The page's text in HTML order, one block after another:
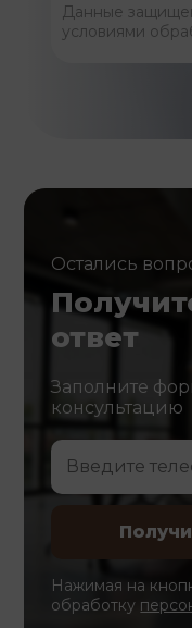
Данные
условиями
Остались
ответ
Заполните
консультацию
Нажимая на
обработку